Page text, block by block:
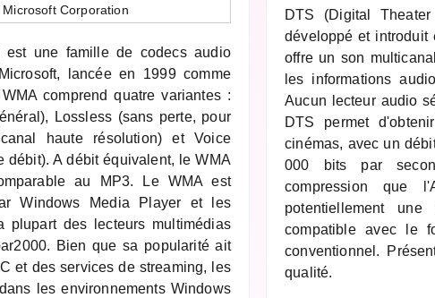
Microsoft Corporation
est une famille de codecs audio
lancée en 1999 comme
comprend quatre variantes :
Lossless (sans perte, pour
haute résolution) et Voice
A débit équivalent, le WMA
au MP3. Le WMA est
Windows Media Player et les
des lecteurs multimédias
Bien que sa popularité ait
et des services de streaming, les
les environnements Windows
DTS (Digital
développé et
offre un son
les informations
Aucun lecteur audio
DTS permet
cinémas, avec un
000 bits par
compression que
potentiellement
compatible avec le
conventionnel.
qualité.